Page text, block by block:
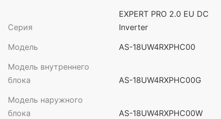
Серия
EXPERT PRO 2.0 EU DC
Inverter
Модель
AS-18UW4RXPHC00
Модель внутреннего
блока
AS-18UW4RXPHC00G
Модель наружного
блока
AS-18UW4RXPHC00W